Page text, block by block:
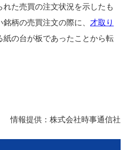
た売買の注文状況を示したも
柄の売買注文の際に、 才取り
紙の台が板であったことから転
情報提供：株式会社時事通信社